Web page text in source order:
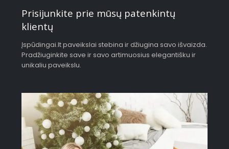
Prisijunkite prie mūsų patenkintų
klientų
Įspūdingai.lt paveikslai stebina ir džiugina savo išvaizda.
Pradžiuginkite save ir savo artimuosius elegantišku ir
unikaliu paveikslu.